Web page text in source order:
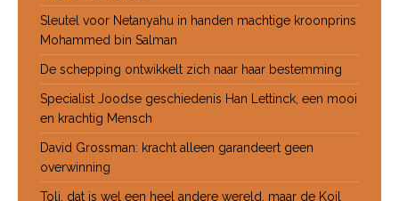
Sleutel voor Netanyahu in handen machtige kroonprins
Mohammed bin Salman
De schepping ontwikkelt zich naar haar bestemming
Specialist Joodse geschiedenis Han Lettinck, een mooi
en krachtig Mensch
David Grossman: kracht alleen garandeert geen
overwinning
Toli, dat is wel een heel andere wereld, maar de Koil